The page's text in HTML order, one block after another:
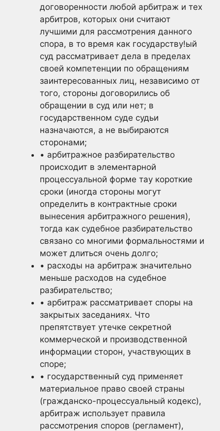
договоренности любой арбитраж и тех
арбитров, которых они считают
лучшими для рассмотрения данного
спора, в то время как государству!ый
суд рассматривает дела в пределах
своей компетенции по обращениям
заинтересованных лиц, независимо от
того, стороны договорились об
обращении в суд или нет; в
государственном суде судьи
назначаются, а не выбираются
сторонами;
• арбитражное разбирательство
происходит в элементарной
процессуальной форме тау короткие
сроки (иногда стороны могут
определить в контрактные сроки
вынесения арбитражного решения),
тогда как судебное разбирательство
связано со многими формальностями и
может длиться очень долго;
• расходы на арбитраж значительно
меньше расходов на судебное
разбирательство;
• арбитраж рассматривает споры на
закрытых заседаниях. Что
препятствует утечке секретной
коммерческой и производственной
информации сторон, участвующих в
споре;
• государственный суд применяет
материальное право своей страны
(гражданско-процессуальный кодекс),
арбитраж использует правила
рассмотрения споров (регламент),